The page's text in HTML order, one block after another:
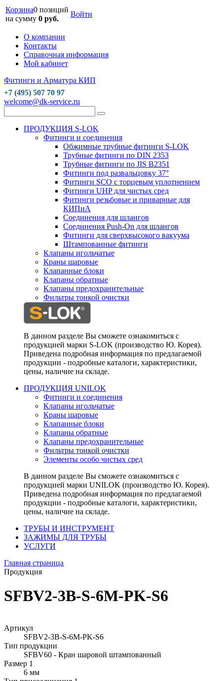
Корзина0 позиций
на сумму 0 руб.
Войти
О компании
Контакты
Справочная информация
Мой кабинет
Фитинги и Арматура КИП
+7 (495) 507 70 97
welcome@dk-service.ru
ПРОДУКЦИЯ S-LOK
Фитинги и соединения
Обжимные трубные фитинги S-LOK
Трубные фитинги по DIN 2353
Трубные фитинги по JIS B2351
Фитинги под развальцовку 37°
Фитинги SCO с торцевым уплотнением
Фитинги UHP для чистых сред
Фитинги резьбовые и приварные для
КИПиА
Соединения для шлангов
Соединения Push-On для шлангов
Фитинги для сверхвысокого вакуума
Штампованные фитинги
Клапаны игольчатые
Краны шаровые
Клапанные блоки
Клапаны обратные
Клапаны предохранительные
Фильтры тонкой очистки
В данном разделе Вы сможете ознакомиться с
продукцией марки S-LOK (производство Ю. Корея).
Приведена подробная информация по предлагаемой
продукции - подробные каталоги, характеристики,
цены, наличие на складе.
ПРОДУКЦИЯ UNILOK
Фитинги и соединения
Клапаны игольчатые
Краны шаровые
Клапанные блоки
Клапаны обратные
Клапаны предохранительные
Фильтры тонкой очистки
Элементы особо чистых сред
В данном разделе Вы сможете ознакомиться с
продукцией марки UNILOK (производство Ю. Корея).
Приведена подробная информация по предлагаемой
продукции - подробные каталоги, характеристики,
цены, наличие на складе.
ТРУБЫ И ИНСТРУМЕНТ
ЗАЖИМЫ ДЛЯ ТРУБЫ
УСЛУГИ
Главная страница
Продукция
SFBV2-3B-S-6M-PK-S6
Артикул
SFBV2-3B-S-6M-PK-S6
Тип продукции
SFBV60 - Кран шаровой штампованный
Размер 1
6 мм